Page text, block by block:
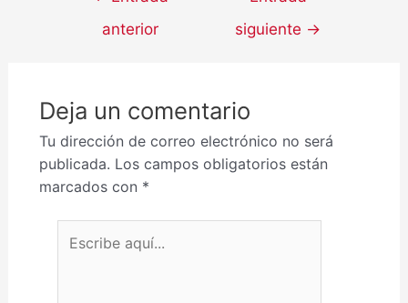
anterior
siguiente →
Deja un comentario
Tu dirección de correo electrónico no será
publicada. Los campos obligatorios están
marcados con *